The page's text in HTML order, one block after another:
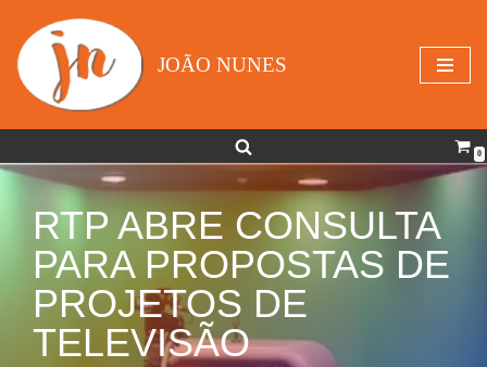
Avançar
para
JOÃO NUNES
0
RTP ABRE CONSULTA
PARA PROPOSTAS DE
PROJETOS DE
TELEVISÃO